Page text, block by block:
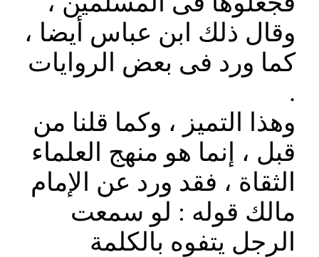
وقال ذلك ابن عباس أيضا ،
كما ورد فى بعض الروايات
وهذا التميز ، وكما قلنا من
قبل ، إنما هو منهج العلماء
الثقاة ، فقد ورد عن الإمام
مالك قوله : لو سمعت
الرجل يتفوه بالكلمة